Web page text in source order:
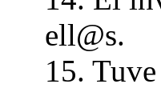
ell@s.
15.